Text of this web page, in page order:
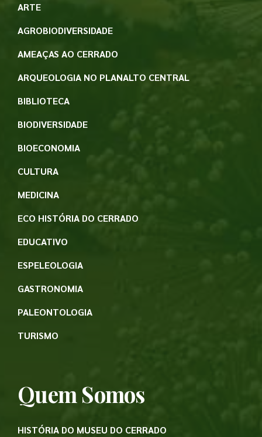
ARTE
AGROBIODIVERSIDADE
AMEAÇAS AO CERRADO
ARQUEOLOGIA NO PLANALTO CENTRAL
BIBLIOTECA
BIODIVERSIDADE
BIOECONOMIA
CULTURA
MEDICINA
ECO HISTÓRIA DO CERRADO
EDUCATIVO
ESPELEOLOGIA
GASTRONOMIA
PALEONTOLOGIA
TURISMO
Quem Somos
HISTÓRIA DO MUSEU DO CERRADO